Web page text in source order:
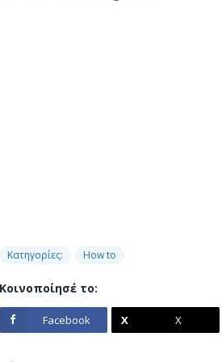
Κατηγορίες: How to
Κοινοποίησέ το:
Facebook
X